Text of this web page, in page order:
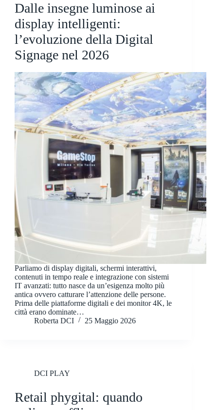
Dalle insegne luminose ai
display intelligenti:
l’evoluzione della Digital
Signage nel 2026
Parliamo di display digitali, schermi interattivi,
contenuti in tempo reale e integrazione con sistemi
IT avanzati: tutto nasce da un’esigenza molto più
antica ovvero catturare l’attenzione delle persone.
Prima delle piattaforme digitali e dei monitor 4K, le
città erano dominate…
Roberta DCI
25 Maggio 2026
DCI PLAY
Retail phygital: quando